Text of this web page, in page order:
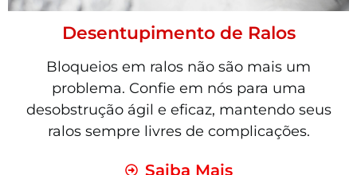
Desentupimento de Ralos
Bloqueios em ralos não são mais um
problema. Confie em nós para uma
desobstrução ágil e eficaz, mantendo seus
ralos sempre livres de complicações.
Saiba Mais